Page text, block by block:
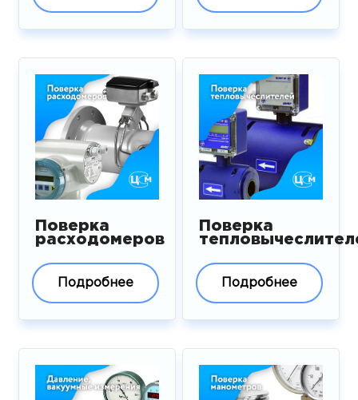
Поверка
расходомеров
Подробнее
Поверка
Подробнее